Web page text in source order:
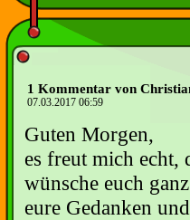
1 Kommentar von
07.03.2017 06:59
Guten Morgen,
es freut mich echt,
wünsche euch
eure Gedanken